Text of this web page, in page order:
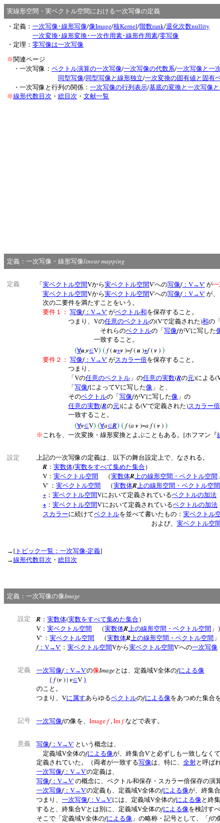
実線形空間・実ベクトル空間における一次写像の定義
・定義： 一次写像･線形写像/像Image/核Kernel/階数rank/退化次数nullity
一次変換･線形変換･一次作用素･線形作用素/零写像
・定理： 零写像は一次写像
※ 関連ページ
・一次写像： ベクトル演算の一次写像/一次写像の代数系/一次写像と一
同型写像/同型写像と線形独立/一次変換の固有値と固有
・一次写像と行列の関係： 一次写像の行列表示/基底の変換と一次写像
※線形代数目次 ・ 総目次 ・ 文献一覧
定義：一次写像・線形写像linear mapping
定義 「 実ベクトル空間Vから実ベクトル空間V'への写像f： V→V' が
実ベクトル空間Vから実ベクトル空間V'への写像f： V→V' が、
次の二要件を満たすことをいう。
要件１： 写像f： V→V' がベクトル和を保存すること。
つまり、 Vの任意のベクトルの(Vで定義された)和の
それらのベクトルの「 写像fがV'に写した
一致すること。
(∀u,v∈V)(f(u+v)=f(u)+f(v))
要件２： 写像f： V→V' がスカラー倍を保存すること
つまり、
「 Vの任意のベクトル 」の任意の実数(Rの元)による
「 写像fによってV'に写した像 」と、
そのベクトルの「 写像fがV'に写した像 」の
任意の実数(Rの元)による(V'で定義された)スカラー倍
一致すること。
(∀v∈V)(∀a∈R)(f(a v)=a f(v))
※ これを、一次変換・線形変換とよぶこともある。 [ホフマン『
設定 上記の一次写像の定義は、以下の舞台設定上で、なされる。
R ： 実数体(実数をすべて集めた集合）
V ： 実ベクトル空間 （実数体R上の線形空間・ベクトル空間
V' ： 実ベクトル空間 （実数体R上の線形空間・ベクトル空間
+ ： 実ベクトル空間Vにおいて定義されているベクトルの加法
+ ： 実ベクトル空間V'において定義されているベクトルの加法
スカラーに続けてベクトルを並べて書いたもの： 実ベクトル
および、 実ベクトル空
→ [ トピック一覧：一次写像‐定義]
→線形代数目次 ・ 総目次
定義：一次写像の像Image
設定 R ： 実数体(実数をすべて集めた集合）
V ： 実ベクトル空間 （実数体R上の線形空間・ベクトル空間
V' ： 実ベクトル空間 （実数体R上の線形空間・ベクトル空間
f： V→V' ： 実ベクトル空間Vから実ベクトル空間V'への一次写像
定義 一次写像f： V→V'の像Imageとは、定義域V全体のfによる像
{ f(v)| v∈V }
のこと。
つまり、 Vに属すあらゆるベクトルのfによる像をあつめた集合
記号 一次写像fの像を、 Imagef,Imf などで表す。
意義 写像f： V→V' という概念は、
定義域V全体のfによる像が、終集合V'と必ずしも一致しなく
定義されていた。（両者が一致する写像は、特に、 全射と呼ば
一次写像f： V→V'の定義は、
写像f： V→V' の概念に、ベクトル和保存・スカラー倍保存の演
一次写像f： V→V'の定義も、定義域V全体のfによる像が、終集合
つまり、 一次写像f： V→V'には、定義域V全体のfによる像と終
すると、終集合V'とは別に、定義域V全体のfによる像を検討す
そこで「定義域V全体のfによる像 」の略称・記号として、「 fの